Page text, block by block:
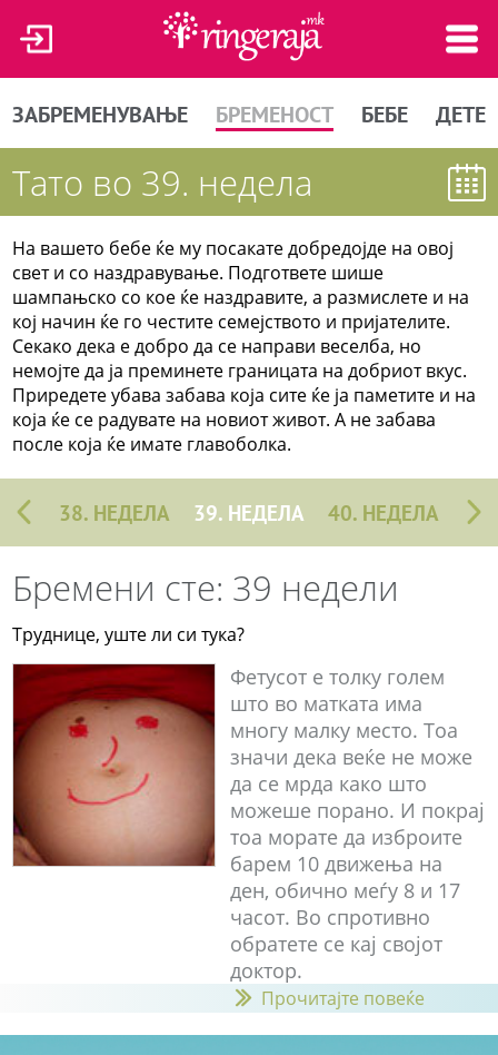
ЗАБРЕМЕНУВАЊЕ БРЕМЕНОСТ БЕБЕ ДЕТЕ
Тато во 39. недела
На вашето бебе ќе му посакате добредојде на овој
свет и со наздравување. Подгответе шише
шампањско со кое ќе наздравите, а размислете и на
кој начин ќе го честите семејството и пријателите.
Секако дека е добро да се направи веселба, но
немојте да ја преминете границата на добриот вкус.
Приредете убава забава која сите ќе ја паметите и на
која ќе се радувате на новиот живот. А не забава
после која ќе имате главоболка.
38. НЕДЕЛА 39. НЕДЕЛА 40. НЕДЕЛА
Бремени сте: 39 недели
Труднице, уште ли си тука?
Фетусот е толку голем
што во матката има
многу малку место. Тоа
значи дека веќе не може
да се мрда како што
можеше порано. И покрај
тоа морате да изброите
барем 10 движења на
ден, обично меѓу 8 и 17
часот. Во спротивно
обратете се кај својот
доктор.
Прочитајте повеќе